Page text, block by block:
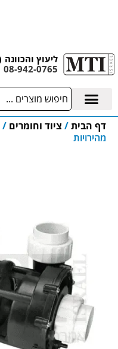
ליעוץ והכוונה
08-942-0765
דף הבית/ ציוד וחומרים /
מהירויות